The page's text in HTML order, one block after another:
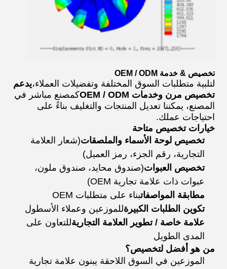
تخصيص & خدمة OEM / ODM
لتلبية متطلبات السوق المختلفة وتفضيلات العملاء،يدعم
تخصيص مرن وخدمات OEM / ODM
كمصنع مباشر في
المصنع، يمكننا تعديل المنتجات والتغليف بناءً على
احتياجات عملك.
خيارات تخصيص متاحة
تخصيص لوحة الأسماء والملصقات(شعار العلامة
التجارية، رقم الجزء، رمز العميل)
تخصيص العبوات(صندوق محايد، صندوق ملون،
عبوات ذات علامة تجارية OEM)
مطابقة المواصفاتبناء على متطلبات OEM
تكوين الطلبات الكبيرةللموزعين وعملاء الأسطول
علامة خاصة / تطوير العلامة التجاريةللتعاون على
المدى الطويل
من هو أفضل لتخصيص؟
الموزعين في السوق اللاحقة يبنون علامة تجارية